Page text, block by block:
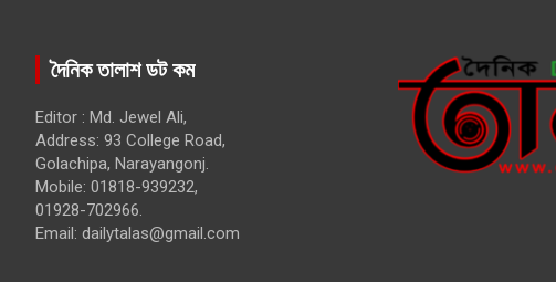
দৈনিক তালাশ ডট কম
Editor : Md. Jewel Ali,
Address: 93 College Road,
Golachipa, Narayangonj.
Mobile: 01818-939232,
01928-702966.
Email: dailytalas@gmail.com